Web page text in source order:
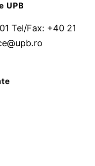
UPB
Tel/Fax: +40 21